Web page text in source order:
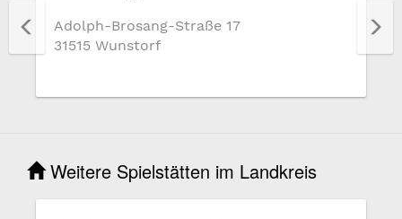
Adolph-Brosang-Straße 17
31515 Wunstorf
Weitere Spielstätten im Landkreis